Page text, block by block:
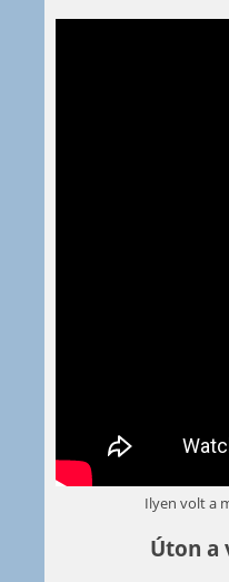
Ilyen volt a
Úton a